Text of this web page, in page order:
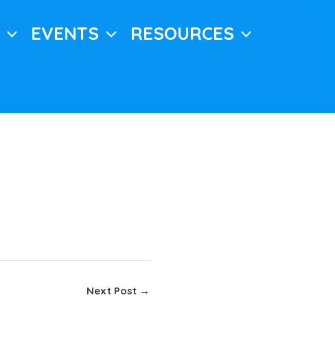
EVENTS RESOURCES
Next Post →